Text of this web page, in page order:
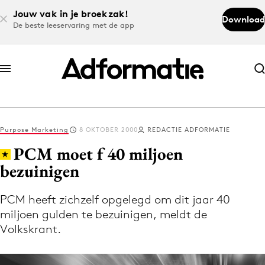
Jouw vak in je broekzak!
De beste leeservaring met de app
Download
Abonneer nu
Abonneer nu
Log in
Volg het laatste nieuws via de Adformatie
Nieuws app
Purpose Marketing 8 OKTOBER 2000 REDACTIE ADFORMATIE
PCM moet f 40 miljoen
bezuinigen
PCM heeft zichzelf opgelegd om dit jaar 40
miljoen gulden te bezuinigen, meldt de
Volkskrant.